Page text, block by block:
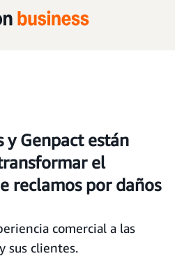
y Genpact están
el
reclamos por daños
comercial a las
sus clientes.